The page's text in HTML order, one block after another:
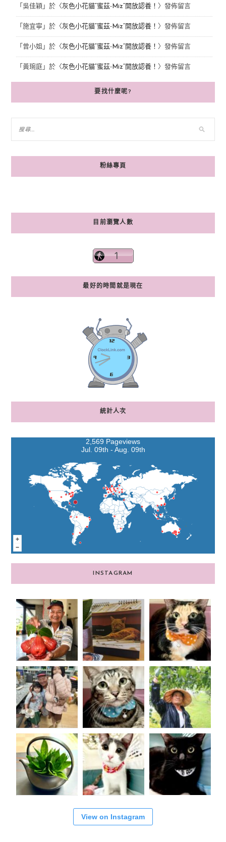
「 吳佳穎 」於〈 灰色小花貓“蜜茲-Miz”開放認養！ 〉發佈留言
「 施宜寧 」於〈 灰色小花貓“蜜茲-Miz”開放認養！ 〉發佈留言
「 曾小姐 」於〈 灰色小花貓“蜜茲-Miz”開放認養！ 〉發佈留言
「 黃琬庭」於〈 灰色小花貓“蜜茲-Miz”開放認養！ 〉發佈留言
要找什麼呢?
粉絲專頁
目前瀏覽人數
最好的時間就是現在
統計人次
2,569 Pageviews
Jul. 09th - Aug. 09th
INSTAGRAM
View on Instagram